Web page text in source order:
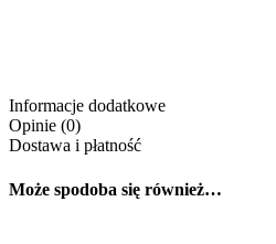
Informacje dodatkowe
Opinie (0)
Dostawa i płatność
Może spodoba się również…